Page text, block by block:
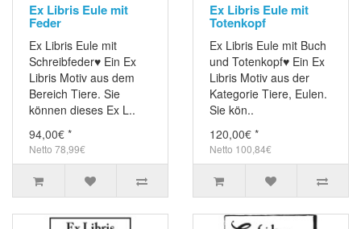
Ex Libris Eule mit
Feder
Ex Libris Eule mit
Schreibfeder♥ Ein Ex
Libris Motiv aus dem
Bereich Tiere. Sie
können dieses Ex L..
94,00€ *
Netto 78,99€
Ex Libris Eule mit
Totenkopf
Ex Libris Eule mit Buch
und Totenkopf♥ Ein Ex
Libris Motiv aus der
Kategorie Tiere, Eulen.
Sie kön..
120,00€ *
Netto 100,84€